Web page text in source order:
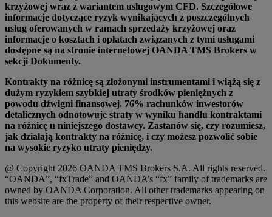
krzyżowej wraz z wariantem usługowym CFD. Szczegółowe
informacje dotyczące ryzyk wynikających z poszczególnych
usług oferowanych w ramach sprzedaży krzyżowej oraz
informacje o kosztach i opłatach związanych z tymi usługami
dostępne są na stronie internetowej OANDA TMS Brokers w
sekcji Dokumenty.
Kontrakty na różnicę są złożonymi instrumentami i wiążą się z
dużym ryzykiem szybkiej utraty środków pieniężnych z
powodu dźwigni finansowej. 76% rachunków inwestorów
detalicznych odnotowuje straty w wyniku handlu kontraktami
na różnicę u niniejszego dostawcy. Zastanów się, czy rozumiesz,
jak działają kontrakty na różnicę, i czy możesz pozwolić sobie
na wysokie ryzyko utraty pieniędzy.
@ Copyright 2026 OANDA TMS Brokers S.A. All rights reserved.
“OANDA”, “fxTrade” and OANDA’s “fx” family of trademarks are
owned by OANDA Corporation. All other trademarks appearing on
this website are the property of their respective owner.